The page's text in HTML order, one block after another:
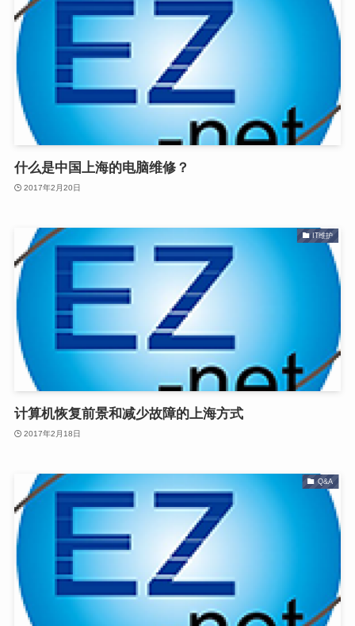
什么是中国上海的电脑维修？
2017年2月20日
IT维护
计算机恢复前景和减少故障的上海方式
2017年2月18日
Q&A